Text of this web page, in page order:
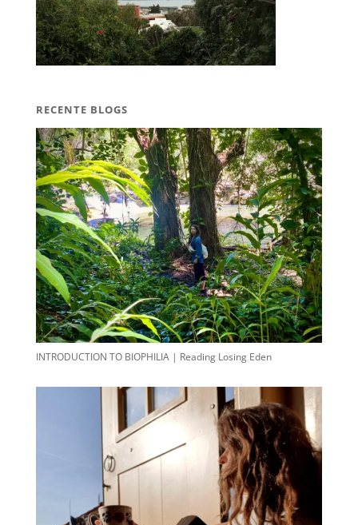
RECENTE BLOGS
INTRODUCTION TO BIOPHILIA | Reading Losing Eden